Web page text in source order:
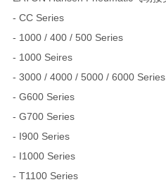
- CC Series
- 1000 / 400 / 500 Series
- 1000 Seires
- 3000 / 4000 / 5000 / 6000 Series
- G600 Series
- G700 Series
- I900 Series
- I1000 Series
- T1100 Series